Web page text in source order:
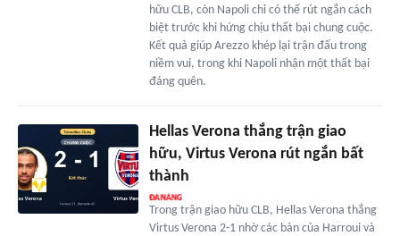
hữu CLB, còn Napoli chỉ có thể rút ngắn cách
biệt trước khi hứng chịu thất bại chung cuộc.
Kết quả giúp Arezzo khép lại trận đấu trong
niềm vui, trong khi Napoli nhận một thất bại
đáng quên.
Hellas Verona thắng trận giao
hữu, Virtus Verona rút ngắn bất
thành
Trong trận giao hữu CLB, Hellas Verona thắng
Virtus Verona 2-1 nhờ các bàn của Harroui và